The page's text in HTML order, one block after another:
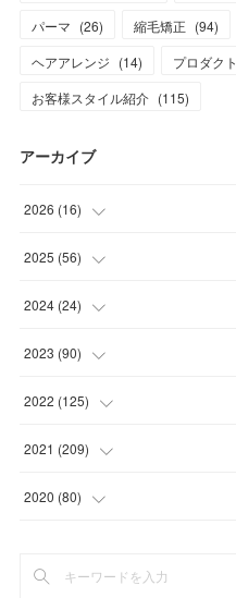
パーマ (26) 縮毛矯正 (94)
ヘアアレンジ (14) プロダクト
お客様スタイル紹介 (115)
アーカイブ
2026 (16)
(1
(1
(7
(7)
2025 (56)
(5
(11 )
(17
(15
2024 (24)
(1
(1)
(2)
(9
2023 (90)
(12
(17
(16
(1)
2022 (125)
(8)
(11 )
(15
2021 (209)
(9
(
2020 (80)
(